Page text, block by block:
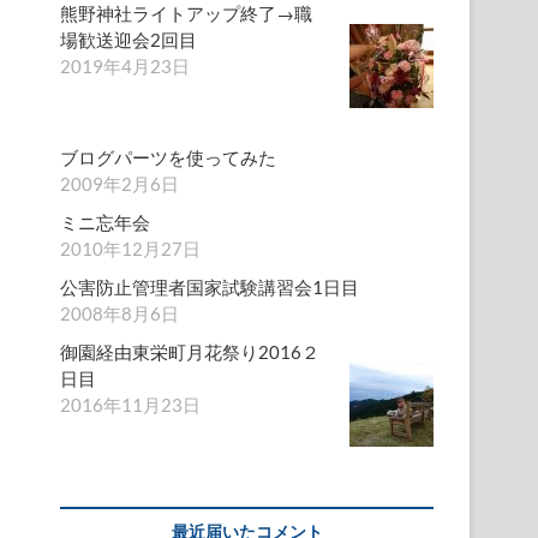
熊野神社ライトアップ終了→職
場歓送迎会2回目
2019年4月23日
ブログパーツを使ってみた
2009年2月6日
ミニ忘年会
2010年12月27日
公害防止管理者国家試験講習会1日目
2008年8月6日
御園経由東栄町月花祭り2016２
日目
2016年11月23日
最近届いたコメント